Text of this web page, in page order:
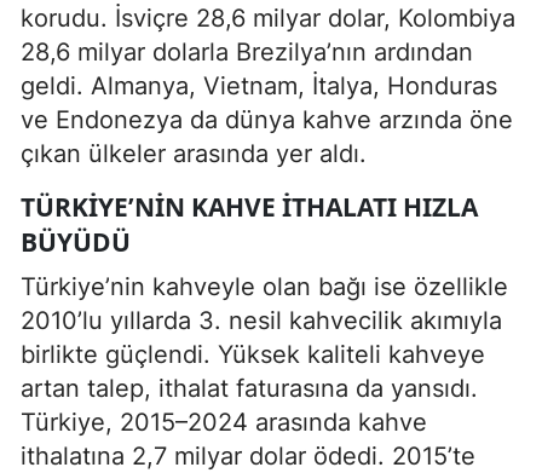
korudu. İsviçre 28,6 milyar dolar, Kolombiya
28,6 milyar dolarla Brezilya’nın ardından
geldi. Almanya, Vietnam, İtalya, Honduras
ve Endonezya da dünya kahve arzında öne
çıkan ülkeler arasında yer aldı.
TÜRKIYE’NIN KAHVE ITHALATI HIZLA
BÜYÜDÜ
Türkiye’nin kahveyle olan bağı ise özellikle
2010’lu yıllarda 3. nesil kahvecilik akımıyla
birlikte güçlendi. Yüksek kaliteli kahveye
artan talep, ithalat faturasına da yansıdı.
Türkiye, 2015–2024 arasında kahve
ithalatına 2,7 milyar dolar ödedi. 2015’te